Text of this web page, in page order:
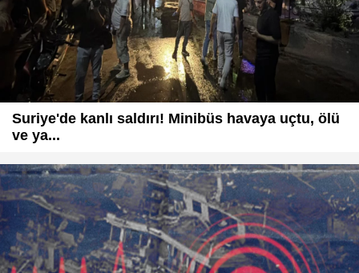
Suriye'de kanlı saldırı! Minibüs havaya uçtu, ölü
ve ya...